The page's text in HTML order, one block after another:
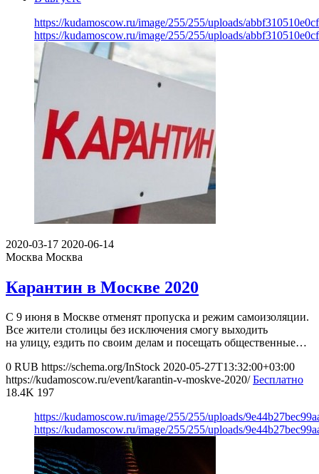
https://kudamoscow.ru/image/255/255/uploads/
https://kudamoscow.ru/image/255/255/uploads/
2020-03-17 2020-06-14
Москва Москва
Карантин в Москве 2020
С 9 июня в Москве отменят пропуска и режим самоизоляции.
Все жители столицы без исключения смогу выходить
на улицу, ездить по своим делам и посещать общественные…
0 RUB https://schema.org/InStock 2020-05-27T13:32:00+03:00
https://kudamoscow.ru/event/karantin-v-moskve-2020/ Бесплатно
18.4K 197
https://kudamoscow.ru/image/255/255/uploads/
https://kudamoscow.ru/image/255/255/uploads/